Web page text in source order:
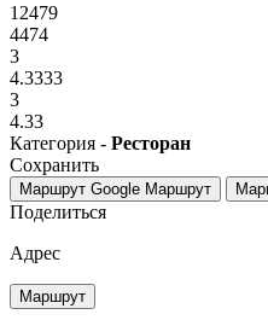
12479
4474
3
4.3333
3
4.33
Категория - Ресторан
Сохранить
Маршрут Google Маршрут
Поделиться
Адрес
Маршрут